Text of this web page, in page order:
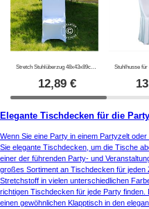
Stretch Stuhlüberzug 48x43x89cm Weiß (1 stck.)
12,89€
Elegante Tischdecken für die Party
Wenn Sie eine Party in einem Partyzelt
Sie elegante Tischdecken, um die Tische
einer der führenden Party- und
großes Sortiment an Tischdecken für
Stretchstoff in vielen unterschiedlichen
richtigen Tischdecken für jede Party
einen gewöhnlichen Klapptisch in den